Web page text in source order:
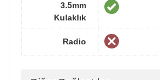
3.5mm
Kulaklık
Radio